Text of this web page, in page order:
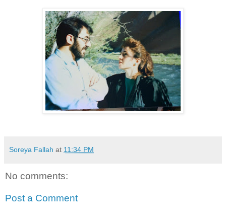
Soreya Fallah at 11:34 PM
No comments:
Post a Comment